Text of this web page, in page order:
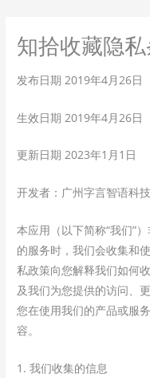
知拾收藏隐
发布日期 2019年4月26日
生效日期 2019年4月26日
更新日期 2023年1月1日
开发者：广州字言智语科
本应用（以下简称“我们”
的服务时，我们会收集和
私政策向您解释我们如何
及我们为您提供的访问、
您在使用我们的产品或服
容。
1. 我们收集的信息